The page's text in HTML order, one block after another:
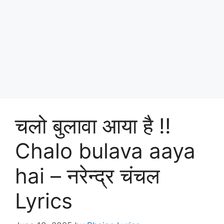
चलो बुलावा आया है !!
Chalo bulava aaya
hai – नरेन्द्र चंचल
Lyrics